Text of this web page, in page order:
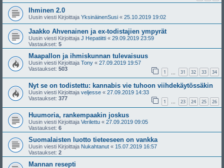
Ihminen 2.0
Uusin viesti Kirjoittaja YksinäinenSusi « 25.10.2019 19:02
Jaakko Ahvenainen ja ex-todistajien ympyrät
Uusin viesti Kirjoittaja J Hepatiitti « 29.09.2019 23:59
Vastaukset: 5
Maapallon ja ihmiskunnan tulevaisuus
Uusin viesti Kirjoittaja Tony « 27.09.2019 19:57
Vastaukset: 503 1 31 32 33 34
Nyt se on todistettu: kannabis vie tuhoon viihdekäytössäkin
Uusin viesti Kirjoittaja veljesse « 27.09.2019 14:33
Vastaukset: 377 1 … 23 24 25 26
Huumoria, rankempaakin joskus
Uusin viesti Kirjoittaja Verilettu « 27.09.2019 09:05
Vastaukset: 6
Suomalaisten luotto tieteeseen on vankka
Uusin viesti Kirjoittaja Nukahtanut « 15.07.2019 16:57
Vastaukset: 2
Mannan resepti